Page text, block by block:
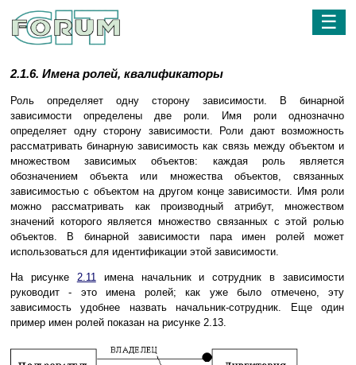
☰
2.1.6. Имена ролей, квалификаторы
Роль определяет одну сторону зависимости. В бинарной
зависимости определены две роли. Имя роли однозначно
определяет одну сторону зависимости. Роли дают возможность
рассматривать бинарную зависимость как связь между объектом и
множеством зависимых объектов: каждая роль является
обозначением объекта или множества объектов, связанных
зависимостью с объектом на другом конце зависимости. Имя роли
можно рассматривать как производный атрибут, множеством
значений которого является множество связанных с этой ролью
объектов. В бинарной зависимости пара имен ролей может
использоваться для идентификации этой зависимости.
На рисунке 2.11имена начальник и сотрудник в зависимости
руководит - это имена ролей; как уже было отмечено, эту
зависимость удобнее назвать начальник-сотрудник. Еще один
пример имен ролей показан на рисунке 2.13.